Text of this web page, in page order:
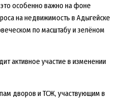
особенно важно на фоне
на недвижимость в Адыгейске
по масштабу и зелёном
активное участие в изменении
дворов и ТСЖ, участвующим в